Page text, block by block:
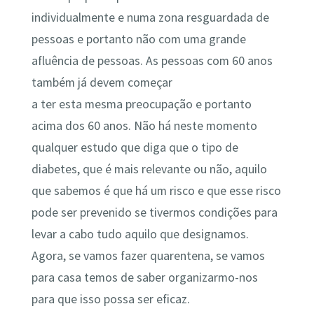
individualmente e numa zona resguardada de
pessoas e portanto não com uma grande
afluência de pessoas. As pessoas com 60 anos
também já devem começar
a ter esta mesma preocupação e portanto
acima dos 60 anos. Não há neste momento
qualquer estudo que diga que o tipo de
diabetes, que é mais relevante ou não, aquilo
que sabemos é que há um risco e que esse risco
pode ser prevenido se tivermos condições para
levar a cabo tudo aquilo que designamos.
Agora, se vamos fazer quarentena, se vamos
para casa temos de saber organizarmo-nos
para que isso possa ser eficaz.